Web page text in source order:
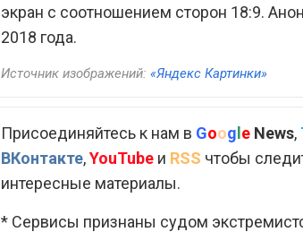
экран с соотношением сторон 18:9.
2018 года.
Источник изображений: «Яндекс Картинки»
Присоединяйтесь к нам в Google News,
ВКонтакте,YouTube и RSS чтобы
интересные материалы.
* Сервисы признаны судом